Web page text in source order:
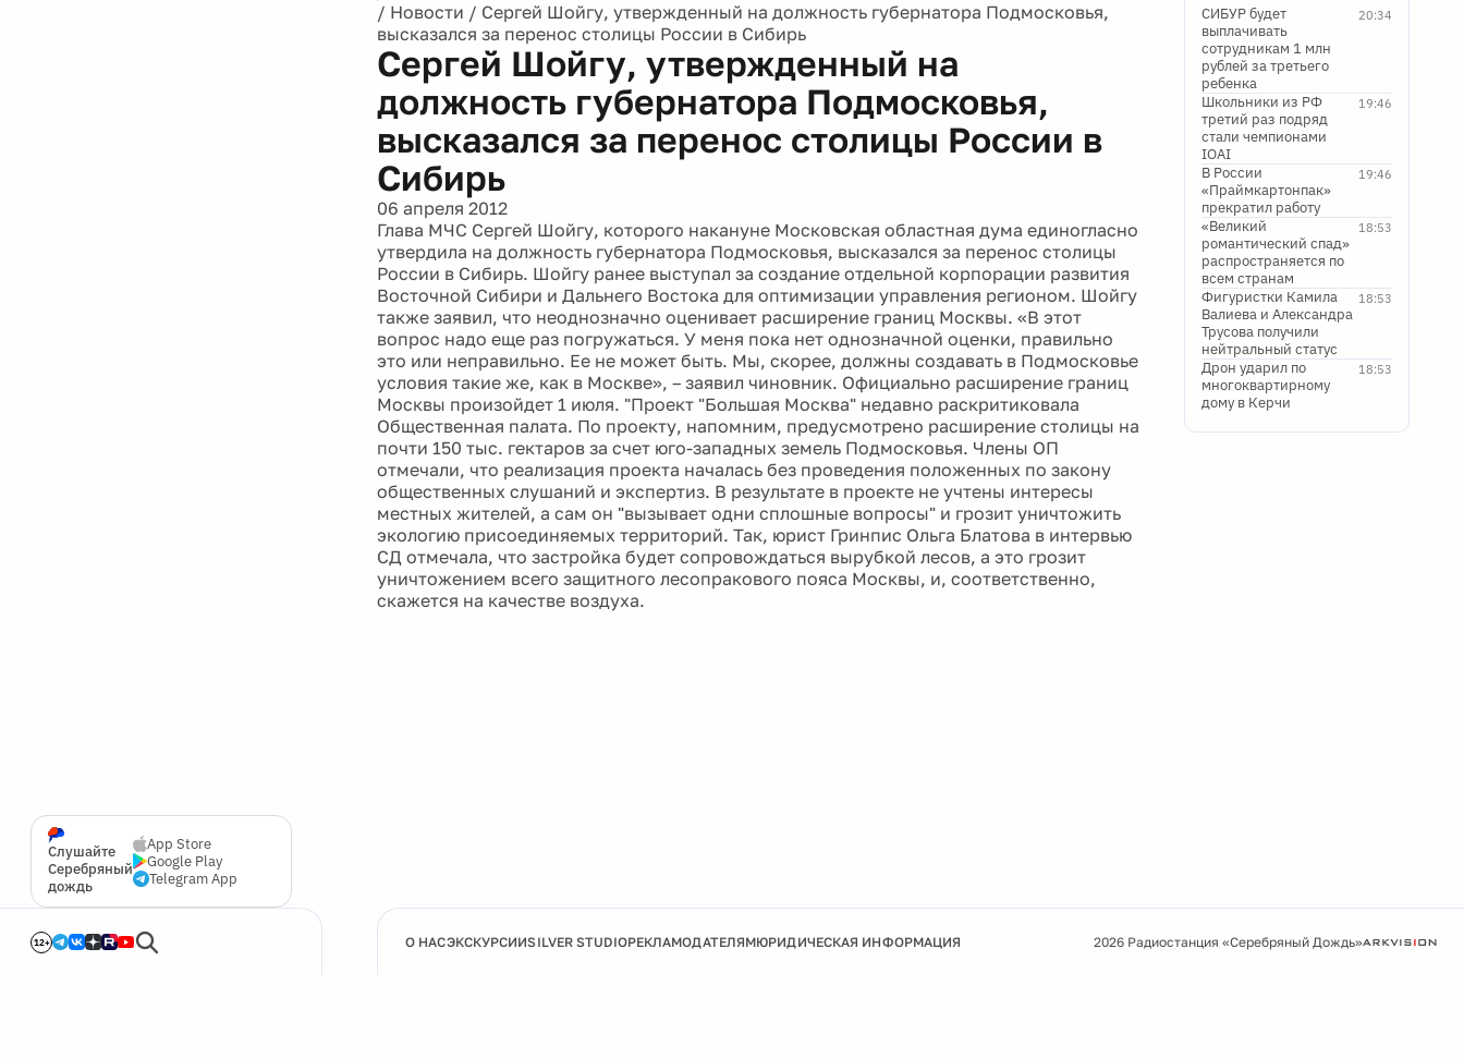
Слушайте
Серебряный
дождь
App Store
Google Play
Telegram App
12+
/ Новости / Сергей Шойгу, утвержденный на должность губернатора Подмосковья,
высказался за перенос столицы России в Сибирь
Сергей Шойгу, утвержденный на
должность губернатора Подмосковья,
высказался за перенос столицы России в
Сибирь
06 апреля 2012
Глава МЧС Сергей Шойгу, которого накануне Московская областная дума единогласно
утвердила на должность губернатора Подмосковья, высказался за перенос столицы
России в Сибирь. Шойгу ранее выступал за создание отдельной корпорации развития
Восточной Сибири и Дальнего Востока для оптимизации управления регионом. Шойгу
также заявил, что неоднозначно оценивает расширение границ Москвы. «В этот
вопрос надо еще раз погружаться. У меня пока нет однозначной оценки, правильно
это или неправильно. Ее не может быть. Мы, скорее, должны создавать в Подмосковье
условия такие же, как в Москве», – заявил чиновник. Официально расширение границ
Москвы произойдет 1 июля. "Проект "Большая Москва" недавно раскритиковала
Общественная палата. По проекту, напомним, предусмотрено расширение столицы на
почти 150 тыс. гектаров за счет юго-западных земель Подмосковья. Члены ОП
отмечали, что реализация проекта началась без проведения положенных по закону
общественных слушаний и экспертиз. В результате в проекте не учтены интересы
местных жителей, а сам он "вызывает одни сплошные вопросы" и грозит уничтожить
экологию присоединяемых территорий. Так, юрист Гринпис Ольга Блатова в интервью
СД отмечала, что застройка будет сопровождаться вырубкой лесов, а это грозит
уничтожением всего защитного лесопракового пояса Москвы, и, соответственно,
скажется на качестве воздуха.
20:34
СИБУР будет
выплачивать
сотрудникам 1 млн
рублей за третьего
ребенка
19:46
Школьники из РФ
третий раз подряд
стали чемпионами
IOAI
19:46
В России
«Праймкартонпак»
прекратил работу
18:53
«Великий
романтический спад»
распространяется по
всем странам
18:53
Фигуристки Камила
Валиева и Александра
Трусова получили
нейтральный статус
18:53
Дрон ударил по
многоквартирному
дому в Керчи
О НАСЭКСКУРСИИSILVER STUDIOРЕКЛАМОДАТЕЛЯМЮРИДИЧЕСКАЯ ИНФОРМАЦИЯ 2026 Радиостанция «Серебряный Дождь»